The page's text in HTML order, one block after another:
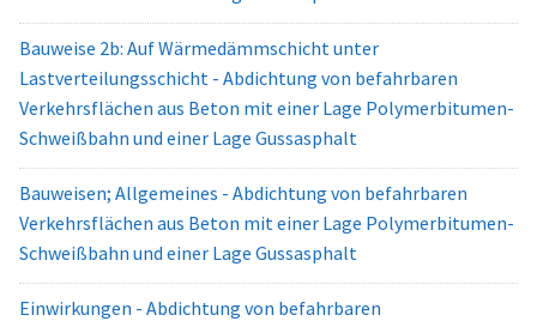
Bauweise 2b: Auf Wärmedämmschicht unter
Lastverteilungsschicht - Abdichtung von befahrbaren
Verkehrsflächen aus Beton mit einer Lage Polymerbitumen-
Schweißbahn und einer Lage Gussasphalt
Bauweisen; Allgemeines - Abdichtung von befahrbaren
Verkehrsflächen aus Beton mit einer Lage Polymerbitumen-
Schweißbahn und einer Lage Gussasphalt
Einwirkungen - Abdichtung von befahrbaren